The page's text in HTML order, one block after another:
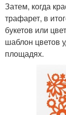
Затем, когда
трафарет, в
букетов или
шаблон цветов
площадях.